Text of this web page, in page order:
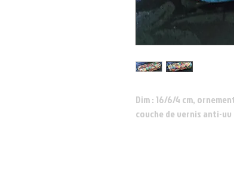
Dim : 16/6/4 cm,
couche de vernis anti-